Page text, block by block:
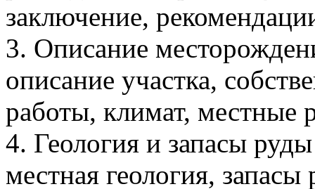
заключение,
3. Описание
описание участка,
работы, климат, местные
4. Геология и запасы
местная геология,